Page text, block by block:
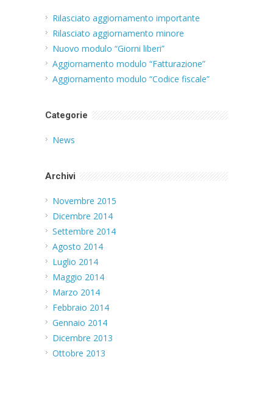
Rilasciato aggiornamento importante
Rilasciato aggiornamento minore
Nuovo modulo “Giorni liberi”
Aggiornamento modulo “Fatturazione”
Aggiornamento modulo “Codice fiscale”
Categorie
News
Archivi
Novembre 2015
Dicembre 2014
Settembre 2014
Agosto 2014
Luglio 2014
Maggio 2014
Marzo 2014
Febbraio 2014
Gennaio 2014
Dicembre 2013
Ottobre 2013